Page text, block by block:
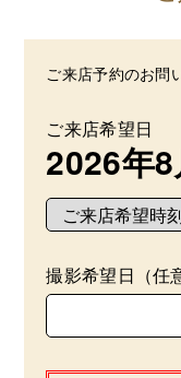
ご来店予約のお問
ご来店希望日
2026年8
撮影希望日（任